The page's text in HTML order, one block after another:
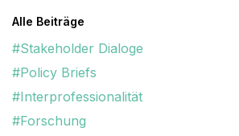
Alle Beiträge
#Stakeholder Dialoge
#Policy Briefs
#Interprofessionalität
#Forschung